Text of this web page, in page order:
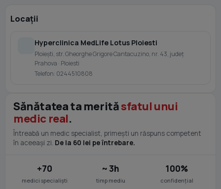
Locații
Hyperclinica MedLife Lotus Ploiesti
Ploiești, str. Gheorghe Grigore Cantacuzino, nr. 43, județ
Prahova · Ploiesti
Telefon: 0244510808
Sănătatea ta merităsfatul unui
medic real.
Întreabă un medic specialist, primești un răspuns competent
în aceeași zi. De la 60 lei pe întrebare.
+70
medici specialiști
~ 3h
timp mediu
100%
confidențial